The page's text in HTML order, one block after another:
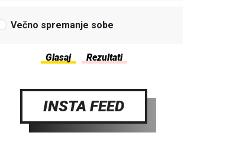
Večno spremanje sobe
INSTA FEED